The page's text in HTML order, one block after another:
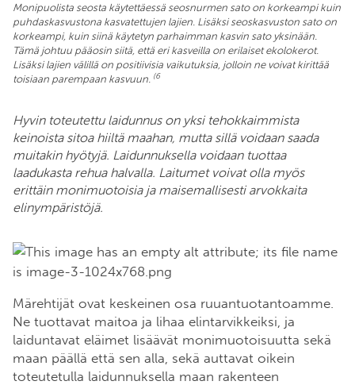
Monipuolista seosta käytettäessä seosnurmen sato on korkeampi kuin
puhdaskasvustona kasvatettujen lajien. Lisäksi seoskasvuston sato on
korkeampi, kuin siinä käytetyn parhaimman kasvin sato yksinään.
Tämä johtuu pääosin siitä, että eri kasveilla on erilaiset ekolokerot.
Lisäksi lajien välillä on positiivisia vaikutuksia, jolloin ne voivat kirittää
toisiaan parempaan kasvuun. (6
Hyvin toteutettu laidunnus on yksi tehokkaimmista
keinoista sitoa hiiltä maahan, mutta sillä voidaan saada
muitakin hyötyjä. Laidunnuksella voidaan tuottaa
laadukasta rehua halvalla. Laitumet voivat olla myös
erittäin monimuotoisia ja maisemallisesti arvokkaita
elinympäristöjä.
Märehtijät ovat keskeinen osa ruuantuotantoamme.
Ne tuottavat maitoa ja lihaa elintarvikkeiksi, ja
laiduntavat eläimet lisäävät monimuotoisuutta sekä
maan päällä että sen alla, sekä auttavat oikein
toteutetulla laidunnuksella maan rakenteen